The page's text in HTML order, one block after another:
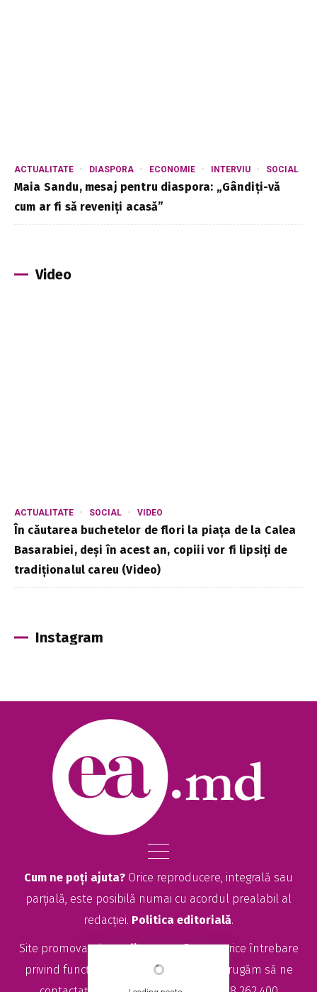
ACTUALITATE DIASPORA ECONOMIE INTERVIU SOCIAL
Maia Sandu, mesaj pentru diaspora: „Gândiți-vă
cum ar fi să reveniți acasă”
Video
ACTUALITATE SOCIAL VIDEO
În căutarea buchetelor de flori la piața de la Calea
Basarabiei, deși în acest an, copiii vor fi lipsiți de
tradiționalul careu (Video)
Instagram
Cum ne poți ajuta? Orice reproducere, integrală sau
parțială, este posibilă numai cu acordul prealabil al
redacției. Politica editorială.
Site promovat deseolitte.com. Pentru orice întrebare
privind funcționarea site-ului EA.md, vă rugăm să ne